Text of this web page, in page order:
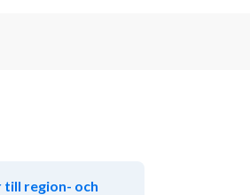
region- och